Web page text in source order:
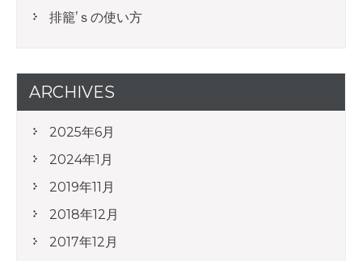
排籠’ｓの使い方
ARCHIVES
2025年6月
2024年1月
2019年11月
2018年12月
2017年12月